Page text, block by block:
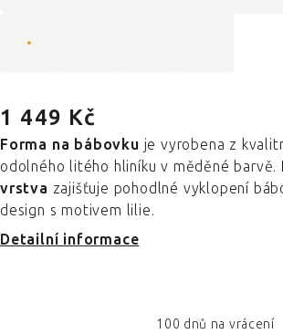
1 449 Kč
Forma na bábovku je vyrobena z
odolného litého hliníku v měděné barvě.
vrstva zajišťuje pohodlné vyklopení
design s motivem lilie.
Detailní informace
100 dnů na vrácení